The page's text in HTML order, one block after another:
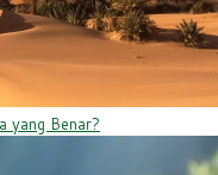
yang Benar?